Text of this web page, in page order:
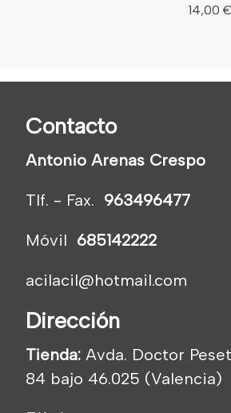
14,00 €
Contacto
Antonio Arenas Crespo
Tlf. - Fax. 963496477
Móvil 685142222
acilacil@hotmail.com
Dirección
Tienda: Avda. Doctor
84 bajo 46.025 (Valencia)